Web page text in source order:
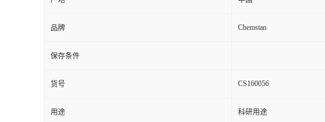
品牌 Chemstan
保存条件
货号 CS160056
用途 科研用途